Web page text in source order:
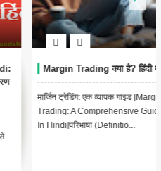
Accounting में Equity क्या है?
लेखांकन में इक्विटी क्या है? हिंदी में [What
is Equity in Accounting? In
Hindi]लेखांकन में, इक्विटी ...